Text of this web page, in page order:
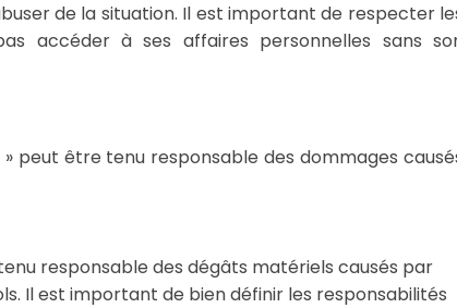
de la situation. Il est important de respecter
accéder à ses affaires personnelles sans
peut être tenu responsable des dommages
responsable des dégâts matériels causés par
Il est important de bien définir les responsabilités